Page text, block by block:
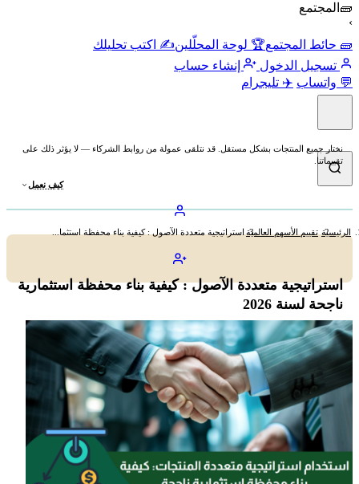
🧱 المجتمع
›
🧱 حائط المجتمع🏆 لوحة المحلّلين✍️ اكتب تحليلك
تسجيل الدخول
إنشاء حساب
💬 واتساب ✈️ تليجرام
نختار جميع المنتجات بشكل مستقل. قد نتلقى عمولة من روابط الشركاء — لا يؤثر ذلك على
تقييماتنا.
كيف نعمل
الرئيسية تقييم الأسهم العالمية استراتيجية متعددة الآصول : كيفية بناء محفظة استثما...
استراتيجية متعددة الآصول : كيفية بناء محفظة استثمارية
ناجحة لسنة 2026